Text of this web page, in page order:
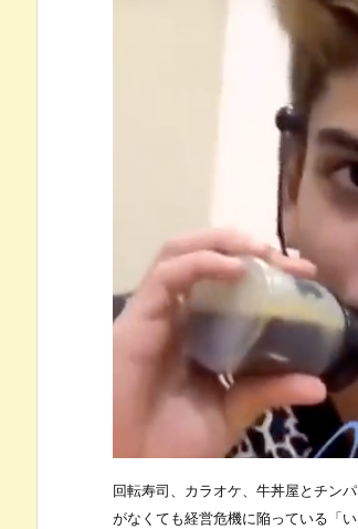
回転寿司、カラオケ、牛丼屋とチン
がなくても経営危機に陥っている「